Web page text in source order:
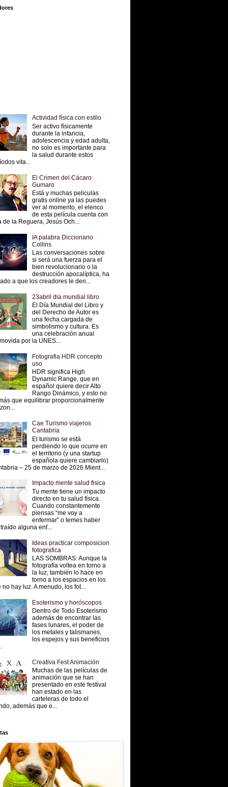
Actividad física con estilo
Ser activo físicamente
durante la infancia,
adolescencia y edad adulta,
no solo es importante para
la salud durante estos
vita...
El Crimen del Cácaro
Gumaro
Está y muchas peliculas
gratis online ya las puedes
ver al momento, el elenco
de esta película cuenta con
de la Reguera, Jesús Och...
IA palabra Diccionario
Collins
Las conversaciones sobre
si será una fuerza para el
bien revolucionario o la
destrucción apocalíptica, ha
a que los creadores le den...
23abril dia mundial libro
El Día Mundial del Libro y
del Derecho de Autor es
una fecha cargada de
simbolismo y cultura. Es
una celebración anual
por la UNES...
Fotografia HDR concepto
uso
HDR significa High
Dynamic Range, que en
español quiere decir Alto
Rango Dinámico, y esto no
que equilibrar proporcionalmente
Cae Turismo viajeros
Cantabria
El turismo se está
perdiendo lo que ocurre en
el territorio (y una startup
española quiere cambiarlo)
– 25 de marzo de 2026 Mient...
Impacto mente salud fisica
Tu mente tiene un impacto
directo en tu salud física.
Cuando constantemente
piensas “me voy a
enfermar” o temes haber
alguna enf...
Ideas practicar composicion
fotografica
LAS SOMBRAS: Aunque la
fotografía voltea en torno a
la luz, también lo hace en
torno a los espacios en los
no hay luz. A menudo, los fot...
Esoterismo y horóscopos
Dentro de Todo Esoterismo
además de encontrar las
fases lunares, el poder de
los metales y talismanes,
los espejos y sus beneficios
Creativa Fest Animación
Muchas de las películas de
animación que se han
presentado en este festival
han estado en las
carteleras de todo el
además que e...